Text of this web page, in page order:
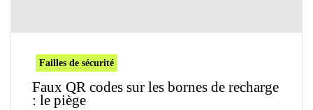
Failles de sécurité
Faux QR codes sur les bornes de recharge
: le piège